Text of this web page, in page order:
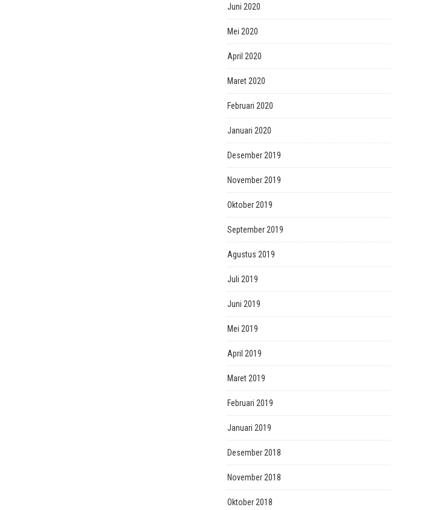
Juni 2020
Mei 2020
April 2020
Maret 2020
Februari 2020
Januari 2020
Desember 2019
November 2019
Oktober 2019
September 2019
Agustus 2019
Juli 2019
Juni 2019
Mei 2019
April 2019
Maret 2019
Februari 2019
Januari 2019
Desember 2018
November 2018
Oktober 2018